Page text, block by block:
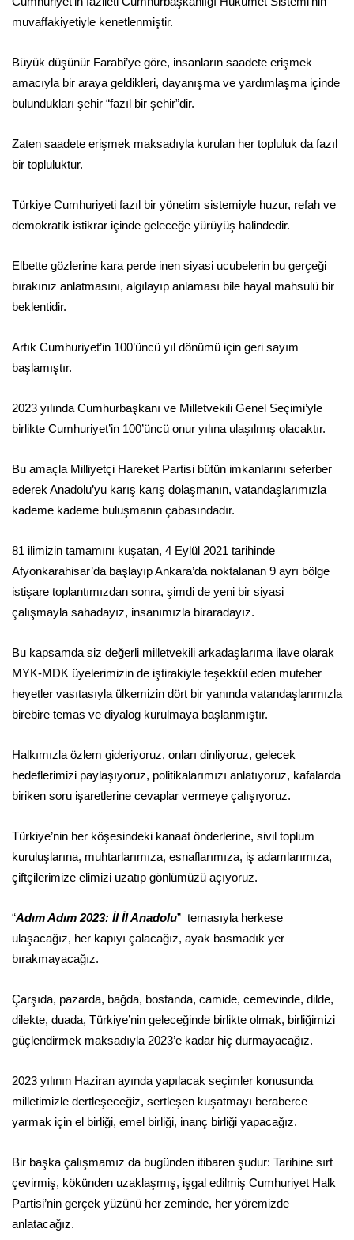
muvaffakiyetiyle kenetlenmiştir.
Büyük düşünür Farabi’ye göre, insanların saadete erişmek
amacıyla bir araya geldikleri, dayanışma ve yardımlaşma içinde
bulundukları şehir “fazıl bir şehir”dir.
Zaten saadete erişmek maksadıyla kurulan her topluluk da fazıl
bir topluluktur.
Türkiye Cumhuriyeti fazıl bir yönetim sistemiyle huzur, refah ve
demokratik istikrar içinde geleceğe yürüyüş halindedir.
Elbette gözlerine kara perde inen siyasi ucubelerin bu gerçeği
bırakınız anlatmasını, algılayıp anlaması bile hayal mahsulü bir
beklentidir.
Artık Cumhuriyet’in 100’üncü yıl dönümü için geri sayım
başlamıştır.
2023 yılında Cumhurbaşkanı ve Milletvekili Genel Seçimi’yle
birlikte Cumhuriyet’in 100’üncü onur yılına ulaşılmış olacaktır.
Bu amaçla Milliyetçi Hareket Partisi bütün imkanlarını seferber
ederek Anadolu’yu karış karış dolaşmanın, vatandaşlarımızla
kademe kademe buluşmanın çabasındadır.
81 ilimizin tamamını kuşatan, 4 Eylül 2021 tarihinde
Afyonkarahisar’da başlayıp Ankara’da noktalanan 9 ayrı bölge
istişare toplantımızdan sonra, şimdi de yeni bir siyasi
çalışmayla sahadayız, insanımızla biraradayız.
Bu kapsamda siz değerli milletvekili arkadaşlarıma ilave olarak
MYK-MDK üyelerimizin de iştirakiyle teşekkül eden muteber
heyetler vasıtasıyla ülkemizin dört bir yanında vatandaşlarımızla
birebire temas ve diyalog kurulmaya başlanmıştır.
Halkımızla özlem gideriyoruz, onları dinliyoruz, gelecek
hedeflerimizi paylaşıyoruz, politikalarımızı anlatıyoruz, kafalarda
biriken soru işaretlerine cevaplar vermeye çalışıyoruz.
Türkiye’nin her köşesindeki kanaat önderlerine, sivil toplum
kuruluşlarına, muhtarlarımıza, esnaflarımıza, iş adamlarımıza,
çiftçilerimize elimizi uzatıp gönlümüzü açıyoruz.
“Adım Adım 2023: İl İl Anadolu” temasıyla herkese
ulaşacağız, her kapıyı çalacağız, ayak basmadık yer
bırakmayacağız.
Çarşıda, pazarda, bağda, bostanda, camide, cemevinde, dilde,
dilekte, duada, Türkiye’nin geleceğinde birlikte olmak, birliğimizi
güçlendirmek maksadıyla 2023’e kadar hiç durmayacağız.
2023 yılının Haziran ayında yapılacak seçimler konusunda
milletimizle dertleşeceğiz, sertleşen kuşatmayı beraberce
yarmak için el birliği, emel birliği, inanç birliği yapacağız.
Bir başka çalışmamız da bugünden itibaren şudur: Tarihine sırt
çevirmiş, kökünden uzaklaşmış, işgal edilmiş Cumhuriyet Halk
Partisi’nin gerçek yüzünü her zeminde, her yöremizde
anlatacağız.